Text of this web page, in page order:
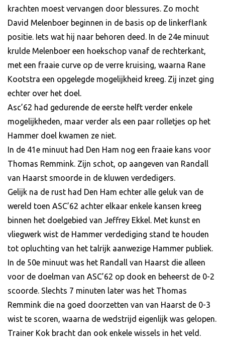
krachten moest vervangen door blessures. Zo mocht
David Melenboer beginnen in de basis op de linkerflank
positie. Iets wat hij naar behoren deed. In de 24e minuut
krulde Melenboer een hoekschop vanaf de rechterkant,
met een fraaie curve op de verre kruising, waarna Rane
Kootstra een opgelegde mogelijkheid kreeg. Zij inzet ging
echter over het doel.
Asc’62 had gedurende de eerste helft verder enkele
mogelijkheden, maar verder als een paar rolletjes op het
Hammer doel kwamen ze niet.
In de 41e minuut had Den Ham nog een fraaie kans voor
Thomas Remmink. Zijn schot, op aangeven van Randall
van Haarst smoorde in de kluwen verdedigers.
Gelijk na de rust had Den Ham echter alle geluk van de
wereld toen ASC’62 achter elkaar enkele kansen kreeg
binnen het doelgebied van Jeffrey Ekkel. Met kunst en
vliegwerk wist de Hammer verdediging stand te houden
tot opluchting van het talrijk aanwezige Hammer publiek.
In de 50e minuut was het Randall van Haarst die alleen
voor de doelman van ASC’62 op dook en beheerst de 0-2
scoorde. Slechts 7 minuten later was het Thomas
Remmink die na goed doorzetten van van Haarst de 0-3
wist te scoren, waarna de wedstrijd eigenlijk was gelopen.
Trainer Kok bracht dan ook enkele wissels in het veld.